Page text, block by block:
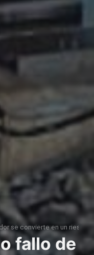
se convierte en un riesgo
fallo de